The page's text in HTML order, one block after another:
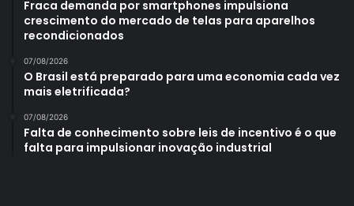
Fraca demanda por smartphones impulsiona
crescimento do mercado de telas para aparelhos
recondicionados
07/08/2026
O Brasil está preparado para uma economia cada vez
mais eletrificada?
07/08/2026
Falta de conhecimento sobre leis de incentivo é o que
falta para impulsionar inovação industrial